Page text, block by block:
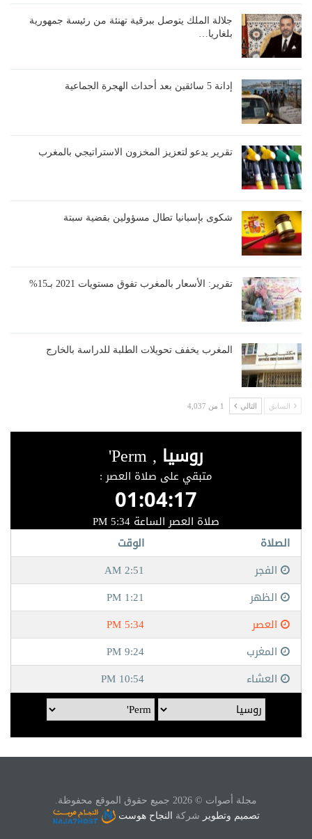
جلالة الملك يتوصل ببرقية تهنئة من رئيسة جمهورية
بلغاريا…
إدانة 5 سائقين بعد أحداث الهجرة الجماعية
تقرير يدعو لتعزيز المخزون الاستراتيجي بالمغرب
شكوى بإسبانيا تطال مسؤولين بقضية سبتة
تقرير: الأسعار بالمغرب تفوق مستويات 2021 بـ15%
المغرب يخفف تحويلات الطلبة للدراسة بالخارج
السابق التالي 1 من 4,037
مجلة أصوات © 2026 جميع حقوق الموقع محفوظة.
تصميم وتطوير شركة النجاح هوست